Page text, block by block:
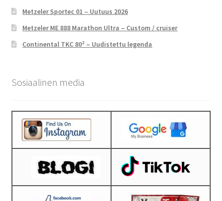
Metzeler Sportec 01 – Uutuus 2026
Metzeler ME 888 Marathon Ultra – Custom / cruiser
Continental TKC 80² – Uudistettu legenda
Sosiaalinen media